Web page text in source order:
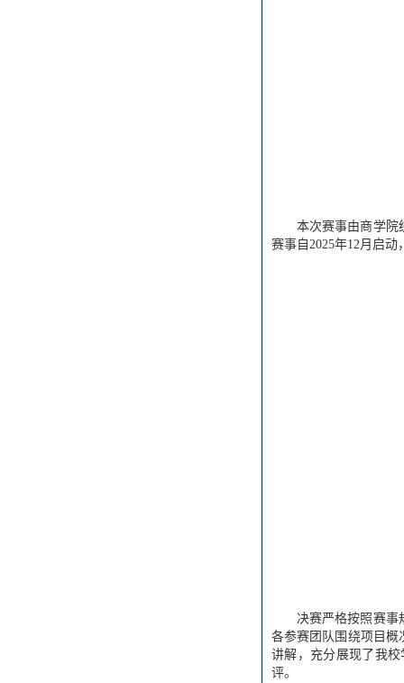
本次赛事由商学院
赛事自2025年12月启
决赛严格按照赛事
各参赛团队围绕项目概
讲解，充分展现了我
评。